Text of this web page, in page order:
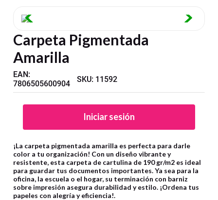
Carpeta Pigmentada
Amarilla
EAN:
7806505600904
SKU: 11592
Iniciar sesión
¡La carpeta pigmentada amarilla es perfecta para darle
color a tu organización! Con un diseño vibrante y
resistente, esta carpeta de cartulina de 190 gr/m2 es ideal
para guardar tus documentos importantes. Ya sea para la
oficina, la escuela o el hogar, su terminación con barniz
sobre impresión asegura durabilidad y estilo. ¡Ordena tus
papeles con alegría y eficiencia!.
5.
6. estuche
7. harry potter
8.
9 cartulina
10. lapiz